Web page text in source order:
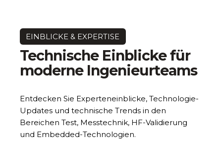
EINBLICKE & EXPERTISE
Technische Einblicke für
moderne Ingenieurteams
Entdecken Sie Experteneinblicke, Technologie-
Updates und technische Trends in den
Bereichen Test, Messtechnik, HF-Validierung
und Embedded-Technologien.